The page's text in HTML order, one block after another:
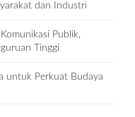
dan Industri
Publik,
Tinggi
untuk Perkuat Budaya